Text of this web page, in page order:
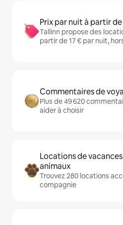
Prix par nuit à partir de
Tallinn propose des
partir de 17 € par nuit,
Commentaires de
Plus de 49 620
aider à choisir
Locations de
animaux
Trouvez 280 locations
compagnie